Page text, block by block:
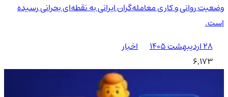
وضعیت روانی و کاری معامله‌گران ایرانی به نقطه‌ای بحرانی رسیده
است.
۲۸ اردیبهشت ۱۴۰۵
اخبار
6,173